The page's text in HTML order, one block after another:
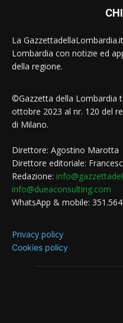
La
Lombardia con notizie ed
della regione.
©Gazzetta della Lombardia
ottobre 2023 al nr. 120 del
di Milano.
Direttore: Agostino Marotta
Direttore editoriale:
Redazione:
info@dueaconsulting.com
WhatsApp & mobile:
Privacy policy
Cookies policy